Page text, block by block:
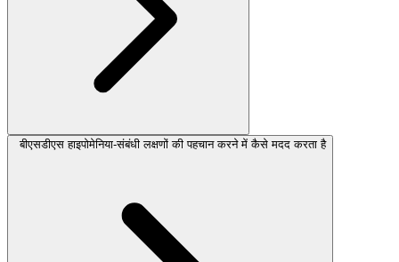
बीएसडीएस हाइपोमेनिया-संबंधी लक्षणों की पहचान करने में कैसे मदद करता है